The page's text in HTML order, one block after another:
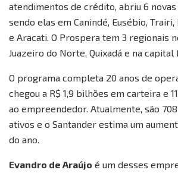
atendimentos de crédito, abriu 6
sendo elas em Canindé, Eusébio,
e Aracati. O Prospera tem 3 regionais
Juazeiro do Norte, Quixadá e na capital
O programa completa 20 anos de
chegou a R$ 1,9 bilhões em carteira e
ao empreendedor. Atualmente, são
ativos e o Santander estima um
do ano.
Evandro de Araújo é um desses